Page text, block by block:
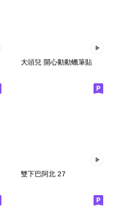
大頭兒 開心動動蠟筆貼
雙下巴阿北 27